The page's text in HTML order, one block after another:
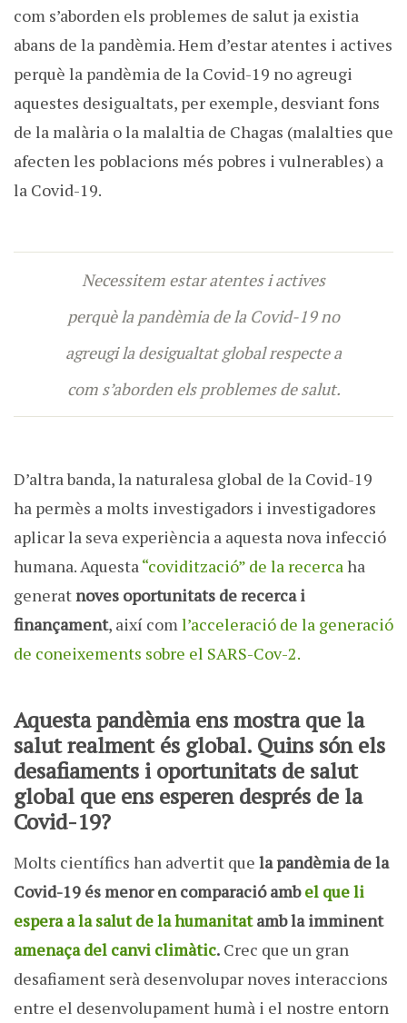
com s’aborden els problemes de salut ja existia
abans de la pandèmia. Hem d’estar atentes i actives
perquè la pandèmia de la Covid-19 no agreugi
aquestes desigualtats, per exemple, desviant fons
de la malària o la malaltia de Chagas (malalties que
afecten les poblacions més pobres i vulnerables) a
la Covid-19.
Necessitem estar atentes i actives
perquè la pandèmia de la Covid-19 no
agreugi la desigualtat global respecte a
com s’aborden els problemes de salut.
D’altra banda, la naturalesa global de la Covid-19
ha permès a molts investigadors i investigadores
aplicar la seva experiència a aquesta nova infecció
humana. Aquesta“covidització” de la recercaha
generatnoves oportunitats de recerca i
finançament, així coml’acceleració de la generació
de coneixements sobre el SARS-Cov-2.
Aquesta pandèmia ens mostra que la
salut realment és global. Quins són els
desafiaments i oportunitats de salut
global que ens esperen després de la
Covid-19?
Molts científics han advertit que la pandèmia de la
Covid-19 és menor en comparació ambel que li
espera a la salut de la humanitatamb la imminent
amenaça del canvi climàtic. Crec que un gran
desafiament serà desenvolupar noves interaccions
entre el desenvolupament humà i el nostre entorn